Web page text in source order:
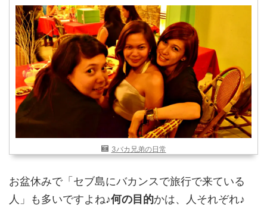
アフリカ
アジア
ヨーロッパ
中東
北・中南米
東南アジア
世界一周の準備
Web・ガジェット
スマホ・タブレット
PC・インターネット
AND OR
3バカ兄弟の日常
お盆休みで「セブ島にバカンスで旅行で来ている
人」も多いですよね♪何の目的かは、人それぞれ♪